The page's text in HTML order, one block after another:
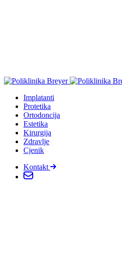
Implatanti
Protetika
Ortodoncija
Estetika
Kirurgija
Zdravlje
Cjenik
Kontakt